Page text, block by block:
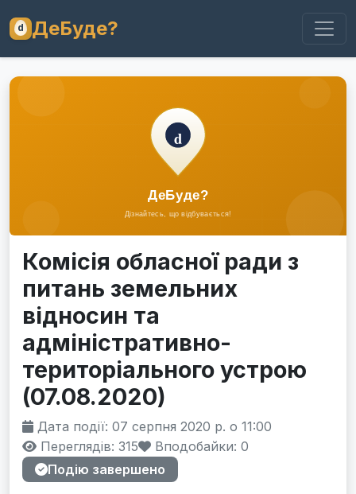
ДеБуде?
Комісія обласної ради з
питань земельних
відносин та
адміністративно-
територіального устрою
(07.08.2020)
Дата події: 07 серпня 2020 р. о 11:00
Переглядів: 315
Вподобайки: 0
Подію завершено